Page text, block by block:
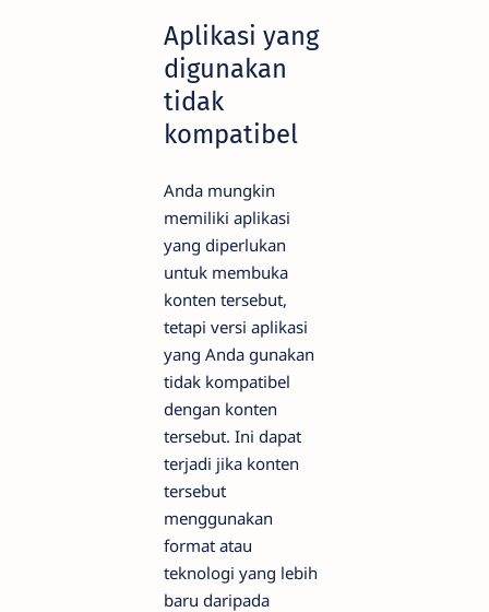
Aplikasi yang
digunakan
tidak
kompatibel
Anda mungkin
memiliki aplikasi
yang diperlukan
untuk membuka
konten tersebut,
tetapi versi aplikasi
yang Anda gunakan
tidak kompatibel
dengan konten
tersebut. Ini dapat
terjadi jika konten
tersebut
menggunakan
format atau
teknologi yang lebih
baru daripada